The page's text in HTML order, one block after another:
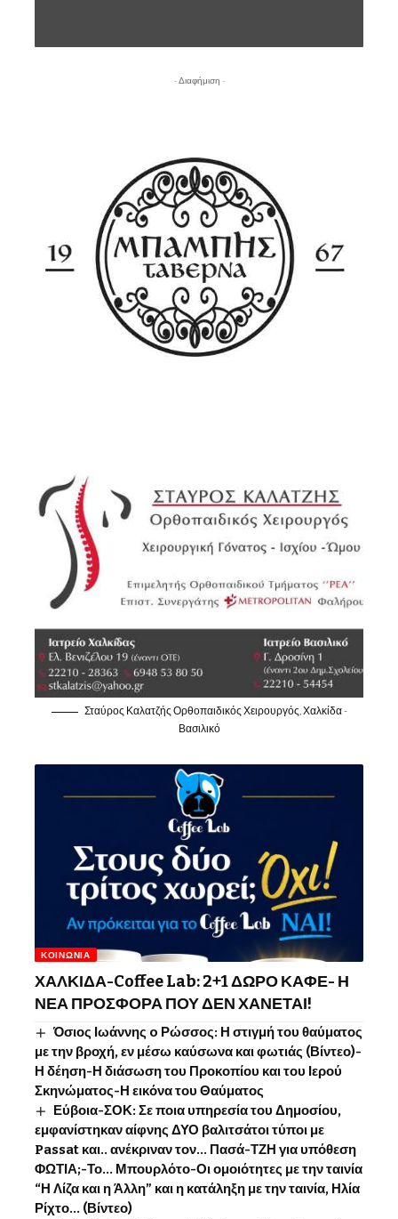
- Διαφήμιση -
Σταύρος Καλατζής Ορθοπαιδικός Χειρουργός, Χαλκίδα -
Βασιλικό
ΚΟΙΝΩΝΊΑ
ΧΑΛΚΙΔΑ-Coffee Lab: 2+1 ΔΩΡΟ ΚΑΦΕ- Η
ΝΕΑ ΠΡΟΣΦΟΡΑ ΠΟΥ ΔΕΝ ΧΑΝΕΤΑΙ!
Όσιος Ιωάννης o Ρώσσος: Η στιγμή του θαύματος
με την βροχή, εν μέσω καύσωνα και φωτιάς (Βίντεο)-
Η δέηση-Η διάσωση του Προκοπίου και του Ιερού
Σκηνώματος-Η εικόνα του Θαύματος
Εύβοια-ΣΟΚ: Σε ποια υπηρεσία του Δημοσίου,
εμφανίστηκαν αίφνης ΔΥΟ βαλιτσάτοι τύποι με
Passat και.. ανέκριναν τον… Πασά-ΤΖΗ για υπόθεση
ΦΩΤΙΑ;-Το… Μπουρλότο-Οι ομοιότητες με την ταινία
“Η Λίζα και η Άλλη” και η κατάληξη με την ταινία, Ηλία
Ρίχτο… (Βίντεο)